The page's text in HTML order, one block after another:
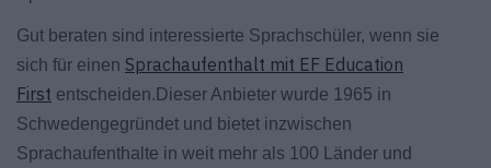
Gut beraten sind interessierte Sprachschüler, wenn sie
sich für einen Sprachaufenthalt mit EF Education
First entscheiden.Dieser Anbieter wurde 1965 in
Schwedengegründet und bietet inzwischen
Sprachaufenthalte in weit mehr als 100 Länder und